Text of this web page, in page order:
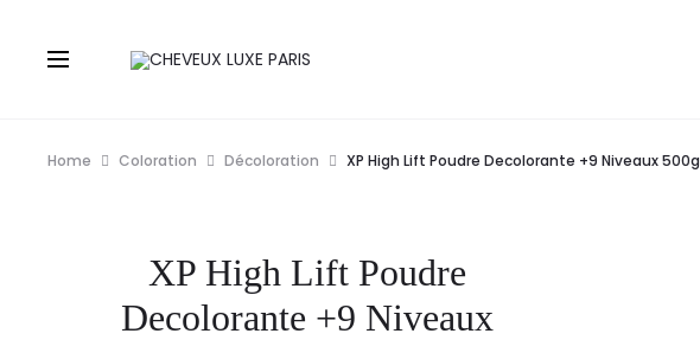
Home Coloration Décoloration XP High Lift Poudre Decolorante +9 Niveaux 500g
XP High Lift Poudre
Decolorante +9 Niveaux